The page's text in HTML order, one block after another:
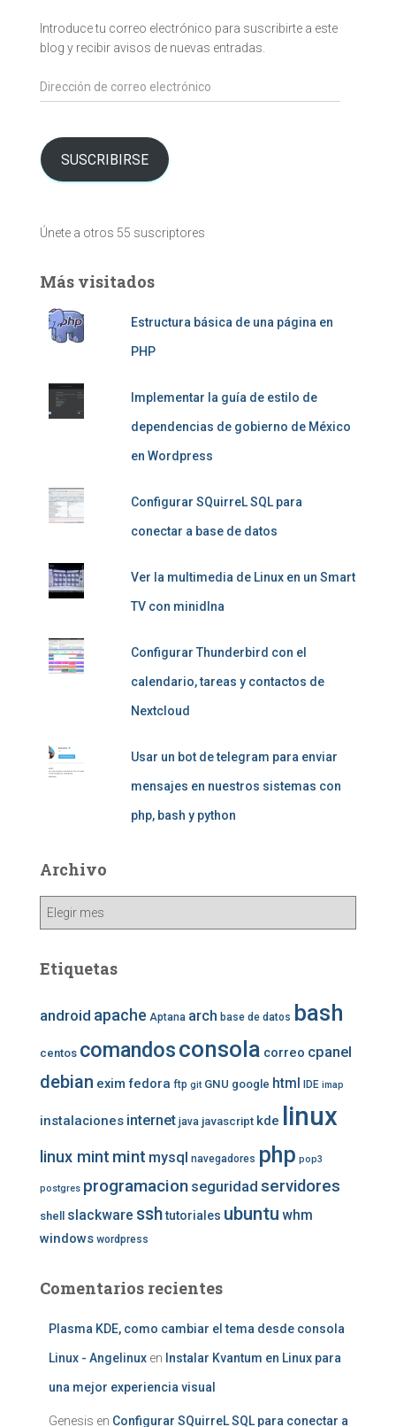
Introduce tu correo electrónico para suscribirte a este
blog y recibir avisos de nuevas entradas.
Dirección
de
electrónico
SUSCRIBIRSE
Únete a otros 55 suscriptores
Más visitados
Estructura básica de una página en
PHP
Implementar la guía de estilo de
dependencias de gobierno de México
en Wordpress
Configurar SQuirreL SQL para
conectar a base de datos
Ver la multimedia de Linux en un Smart
TV con minidlna
Configurar Thunderbird con el
calendario, tareas y contactos de
Nextcloud
Usar un bot de telegram para enviar
mensajes en nuestros sistemas con
php, bash y python
Archivo
Archivo
Etiquetas
android apache Aptana arch base de datos bash
centos comandosconsola correo cpanel
debian exim fedora ftp git GNU google html IDE imap
instalaciones internet java javascript kde linux
linux mint mint mysql navegadores php pop3
postgres programacion seguridad servidores
shell slackware sshtutoriales ubuntu whm
windows wordpress
Comentarios recientes
Plasma KDE, como cambiar el tema desde consola
Linux - Angelinux en Instalar Kvantum en Linux para
una mejor experiencia visual
Genesis en Configurar SQuirreL SQL para conectar a